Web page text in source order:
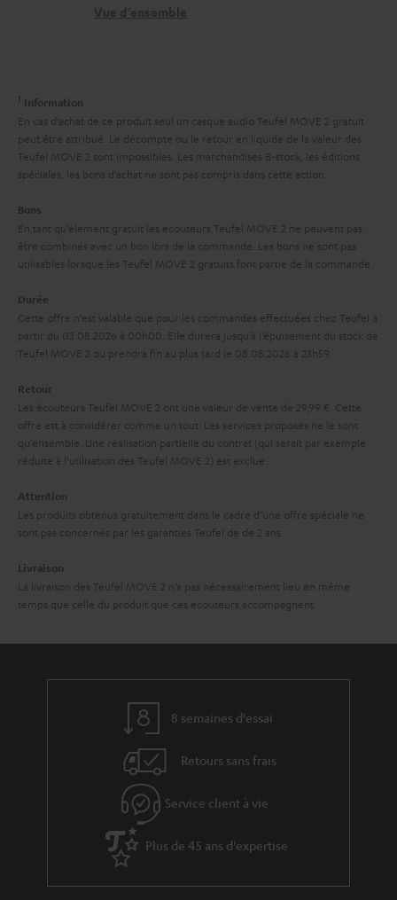
s
à
l
e
x
d
i
i
o
n
t
i
v
s
à
l
g
a
a
n
t
e
t
1 Information
En cas d’achat de ce produit seul un casque audio Teufel MOVE 2 gratuit
peut être attribué. Le décompte ou le retour en liquide de la valeur des
Teufel MOVE 2 sont impossibles. Les marchandises B-stock, les éditions
spéciales, les bons d’achat ne sont pas compris dans cette action.
Bons
En tant qu’élément gratuit les écouteurs Teufel MOVE 2 ne peuvent pas
être combinés avec un bon lors de la commande. Les bons ne sont pas
utilisables lorsque les Teufel MOVE 2 gratuits font partie de la commande.
Durée
Cette offre n’est valable que pour les commandes effectuées chez Teufel à
partir du 03.08.2026 à 00h00. Elle durera jusqu’à l’épuisement du stock de
Teufel MOVE 2 ou prendra fin au plus tard le 08.08.2026 à 23h59.
Retour
Les écouteurs Teufel MOVE 2 ont une valeur de vente de 29,99 €. Cette
offre est à considérer comme un tout. Les services proposés ne le sont
qu’ensemble. Une réalisation partielle du contrat (qui serait par exemple
réduite à l’utilisation des Teufel MOVE 2) est exclue.
Attention
Les produits obtenus gratuitement dans le cadre d’une offre spéciale ne
sont pas concernés par les garanties Teufel de de 2 ans.
Livraison
La livraison des Teufel MOVE 2 n’a pas nécessairement lieu en même
temps que celle du produit que ces écouteurs accompagnent.
8 semaines d'essai
Retours sans frais
Service client à vie
Plus de 45 ans d'expertise